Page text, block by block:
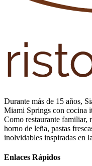
Durante más de 15 años,
Miami Springs con cocina
Como restaurante familiar,
horno de leña, pastas
inolvidables inspiradas en
Enlaces Rápidos